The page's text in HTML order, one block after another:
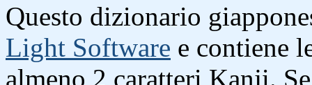
Questo dizionario
Light Software e contiene
almeno 2 caratteri Kanji.